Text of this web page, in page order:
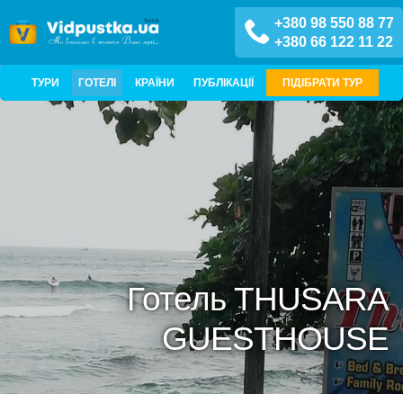
+380 98 550 88 77
+380 66 122 11 22
ТУРИ ГОТЕЛІ КРАЇНИ ПУБЛІКАЦІЇ ПІДІБРАТИ ТУР
Готель THUSARA
GUESTHOUSE